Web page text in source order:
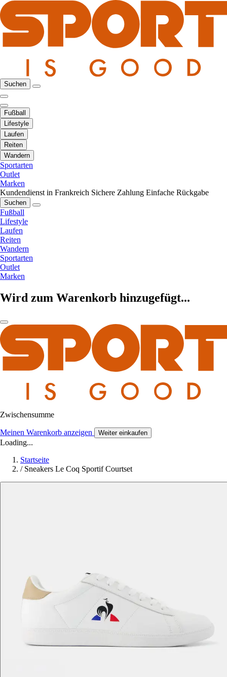
Suchen
Fußball
Lifestyle
Laufen
Reiten
Wandern
Sportarten
Outlet
Marken
Kundendienst in Frankreich Sichere Zahlung Einfache Rückgabe
Suchen
Fußball
Lifestyle
Laufen
Reiten
Wandern
Sportarten
Outlet
Marken
Wird zum Warenkorb hinzugefügt...
Zwischensumme
Meinen Warenkorb anzeigen Weiter einkaufen
Loading...
Startseite
/ Sneakers Le Coq Sportif Courtset